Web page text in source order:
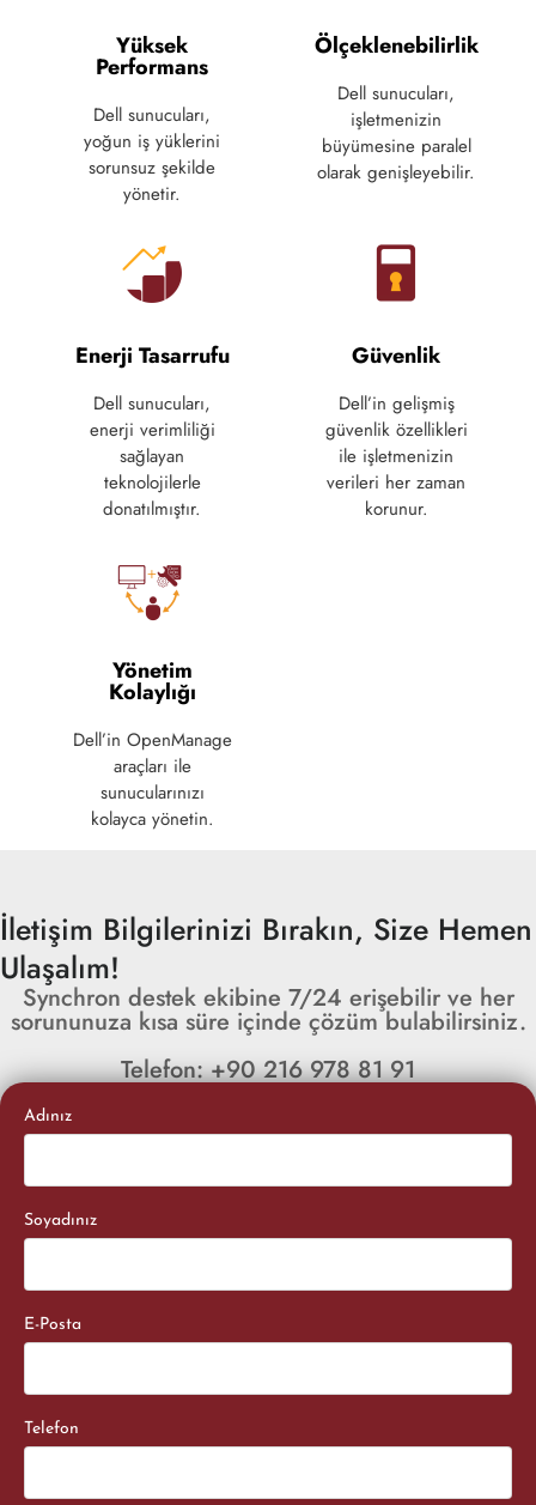
Yüksek
Performans
Dell sunucuları,
yoğun iş yüklerini
sorunsuz şekilde
yönetir.
Ölçeklenebilirlik
Dell sunucuları,
işletmenizin
büyümesine paralel
olarak genişleyebilir.
Enerji Tasarrufu
Dell sunucuları,
enerji verimliliği
sağlayan
teknolojilerle
donatılmıştır.
Güvenlik
Dell’in gelişmiş
güvenlik özellikleri
ile işletmenizin
verileri her zaman
korunur.
Yönetim
Kolaylığı
Dell’in OpenManage
araçları ile
sunucularınızı
kolayca yönetin.
İletişim Bilgilerinizi Bırakın, Size Hemen
Ulaşalım!
Synchron destek ekibine 7/24 erişebilir ve her
sorununuza kısa süre içinde çözüm bulabilirsiniz.
Telefon: +90 216 978 81 91
Adınız
Soyadınız
E-Posta
Telefon